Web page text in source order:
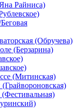
Райниса)
(Обручева)
(Берзарина)
(Митинская)